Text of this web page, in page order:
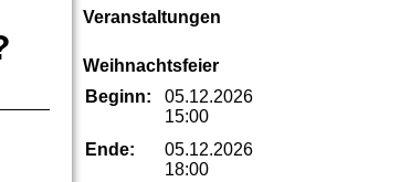
Veranstaltungen
Weihnachtsfeier
Beginn:
05.12.2026
15:00
Ende:
05.12.2026
18:00